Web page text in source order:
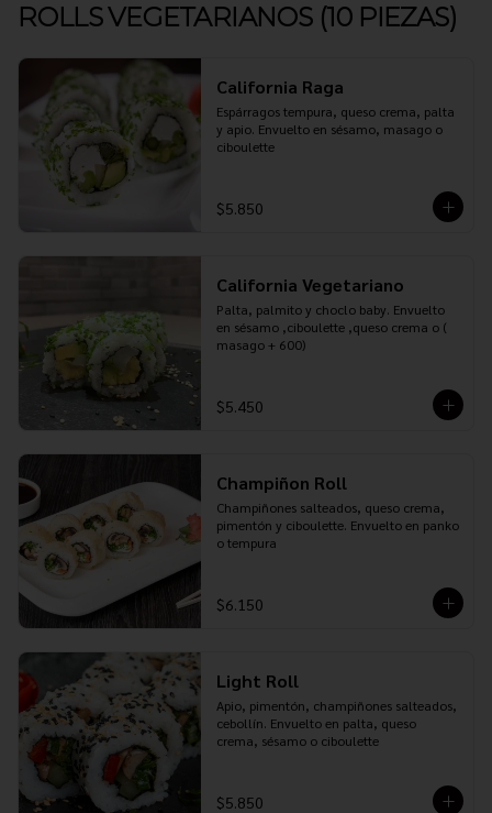
ROLLS VEGETARIANOS (10 PIEZAS)
California Raga
Espárragos tempura, queso crema, palta
y apio. Envuelto en sésamo, masago o
ciboulette
$5.850
California Vegetariano
Palta, palmito y choclo baby. Envuelto
en sésamo ,ciboulette ,queso crema o (
masago + 600)
$5.450
Champiñon Roll
Champiñones salteados, queso crema,
pimentón y ciboulette. Envuelto en panko
o tempura
$6.150
Light Roll
Apio, pimentón, champiñones salteados,
cebollín. Envuelto en palta, queso
crema, sésamo o ciboulette
$5.850